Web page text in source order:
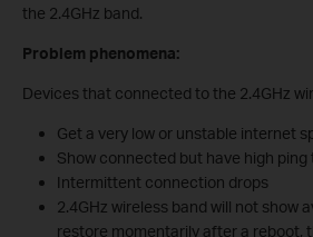
the 2.4GHz band.
Problem phenomena:
Devices that connected to the 2.4GHz
Get a very low or unstable internet
Show connected but have high ping
Intermittent connection drops
2.4GHz wireless band will not show
restore momentarily after a reboot,